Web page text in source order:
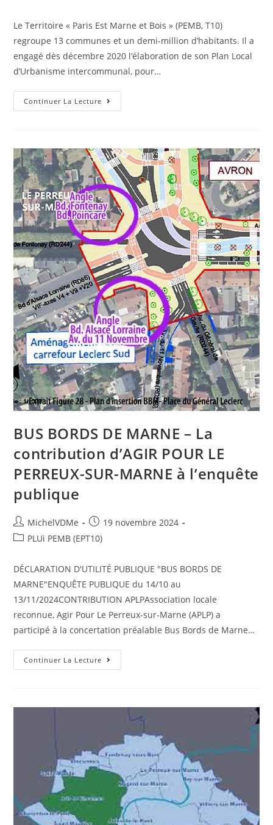
Le Territoire « Paris Est Marne et Bois » (PEMB, T10)
regroupe 13 communes et un demi-million d’habitants. Il a
engagé dès décembre 2020 l’élaboration de son Plan Local
d’Urbanisme intercommunal, pour…
Continuer La Lecture
BUS BORDS DE MARNE – La
contribution d’AGIR POUR LE
PERREUX-SUR-MARNE à l’enquête
publique
MichelVDMe
19 novembre 2024
PLUi PEMB (EPT10)
DÉCLARATION D'UTILITÉ PUBLIQUE "BUS BORDS DE
MARNE"ENQUÊTE PUBLIQUE du 14/10 au
13/11/2024CONTRIBUTION APLPAssociation locale
reconnue, Agir Pour Le Perreux-sur-Marne (APLP) a
participé à la concertation préalable Bus Bords de Marne…
Continuer La Lecture